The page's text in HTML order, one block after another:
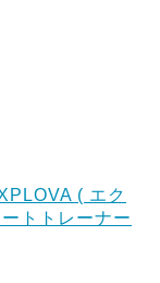
( エク
トトレーナー